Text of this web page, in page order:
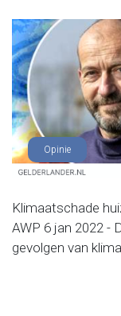
Opinie
Klimaatschade
AWP 6 jan 2022 -
gevolgen van